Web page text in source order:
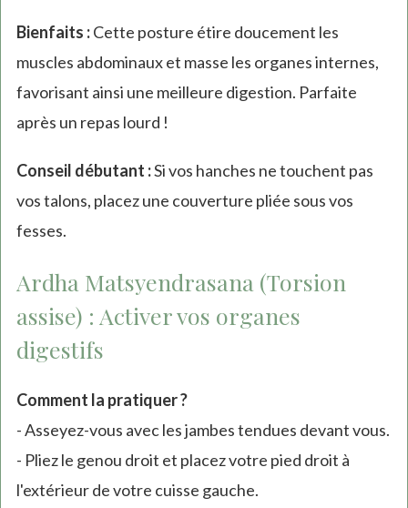
Bienfaits :Cette posture étire doucement les
muscles abdominaux et masse les organes internes,
favorisant ainsi une meilleure digestion. Parfaite
après un repas lourd !
Conseil débutant :Si vos hanches ne touchent pas
vos talons, placez une couverture pliée sous vos
fesses.
Ardha Matsyendrasana (Torsion
assise) : Activer vos organes
digestifs
Comment la pratiquer ?
- Asseyez-vous avec les jambes tendues devant vous.
- Pliez le genou droit et placez votre pied droit à
l'extérieur de votre cuisse gauche.